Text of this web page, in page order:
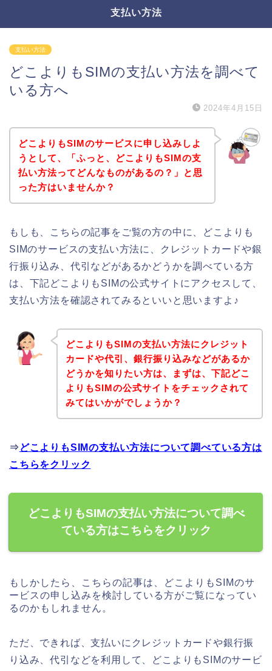
支払い方法
支払い方法
どこよりもSIMの支払い方法を調べて
いる方へ
2024年4月15日
どこよりもSIMのサービスに申し込みしよ
うとして、「ふっと、どこよりもSIMの支
払い方法ってどんなものがあるの？」と思
った方はいませんか？
もしも、こちらの記事をご覧の方の中に、どこよりも
SIMのサービスの支払い方法に、クレジットカードや銀
行振り込み、代引などがあるかどうかを調べている方
は、下記どこよりもSIMの公式サイトにアクセスして、
支払い方法を確認されてみるといいと思いますよ♪
どこよりもSIMの支払い方法にクレジット
カードや代引、銀行振り込みなどがあるか
どうかを知りたい方は、まずは、下記どこ
よりもSIMの公式サイトをチェックされて
みてはいかがでしょうか？
⇒ どこよりもSIMの支払い方法について調べている方は
こちらをクリック
どこよりもSIMの支払い方法について調べ
ている方はこちらをクリック
もしかしたら、こちらの記事は、どこよりもSIMのサ
ービスの申し込みを検討している方がご覧になってい
るのかもしれません。
ただ、できれば、支払いにクレジットカードや銀行振
り込み、代引などを利用して、どこよりもSIMのサービ